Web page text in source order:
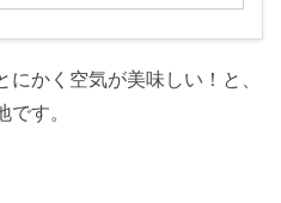
かく空気が美味しい！と、
す。